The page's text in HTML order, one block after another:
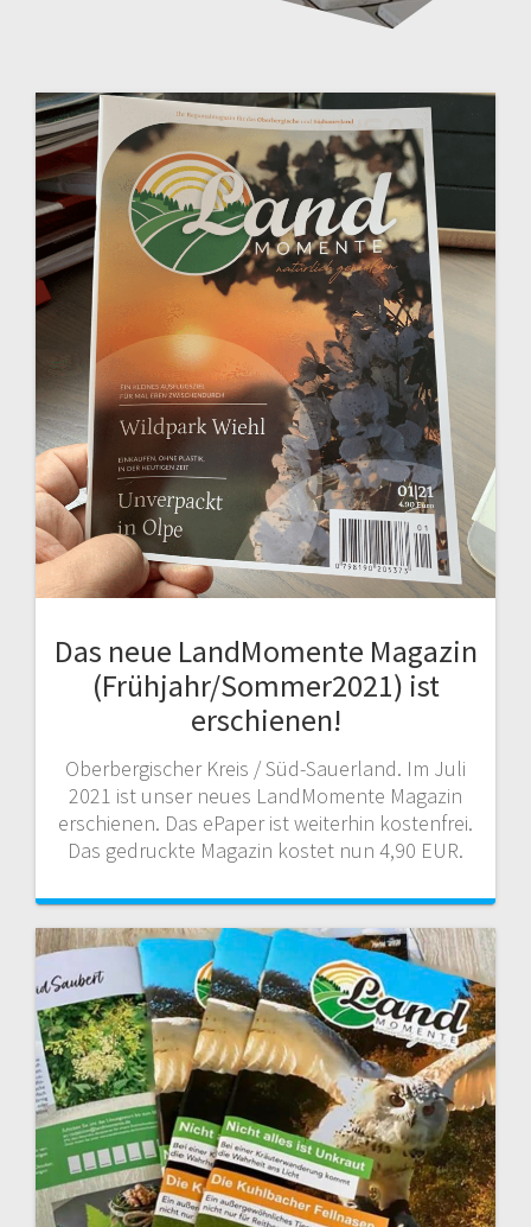
Das neue LandMomente Magazin
(Frühjahr/Sommer2021) ist
erschienen!
Oberbergischer Kreis / Süd-Sauerland. Im Juli
2021 ist unser neues LandMomente Magazin
erschienen. Das ePaper ist weiterhin kostenfrei.
Das gedruckte Magazin kostet nun 4,90 EUR.